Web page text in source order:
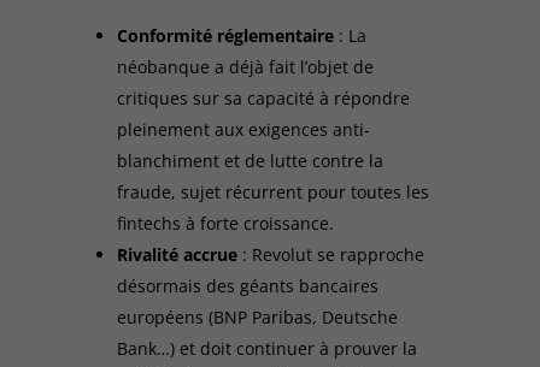
Conformité réglementaire: La
néobanque a déjà fait l’objet de
critiques sur sa capacité à répondre
pleinement aux exigences anti-
blanchiment et de lutte contre la
fraude, sujet récurrent pour toutes les
fintechs à forte croissance.​
Rivalité accrue: Revolut se rapproche
désormais des géants bancaires
européens (BNP Paribas, Deutsche
Bank…) et doit continuer à prouver la